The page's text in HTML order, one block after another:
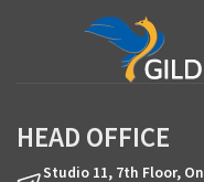
HEAD OFFICE
Studio 11, 7th Floor,